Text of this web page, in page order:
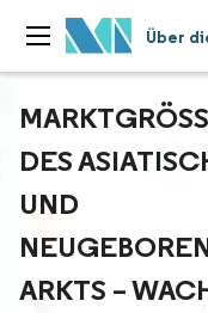
Über
ES
ND N
RKTS –